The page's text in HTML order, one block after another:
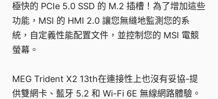
極快的 PCIe 5.0 SSD 的 M.2 插槽！為了增加這些
功能，MSI 的 HMI 2.0 讓您無縫地監測您的系
統，自定義性能配置文件，並控制您的 MSI 電競
螢幕。
MEG Trident X2 13th在連接性上也沒有妥協-提
供雙網卡、藍牙 5.2 和 Wi-Fi 6E 無線網路體驗。